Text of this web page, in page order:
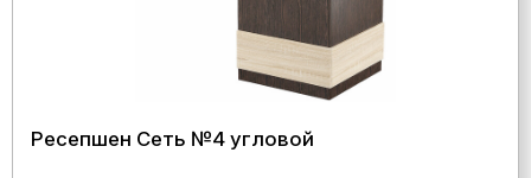
Ресепшен Сеть №4 угловой